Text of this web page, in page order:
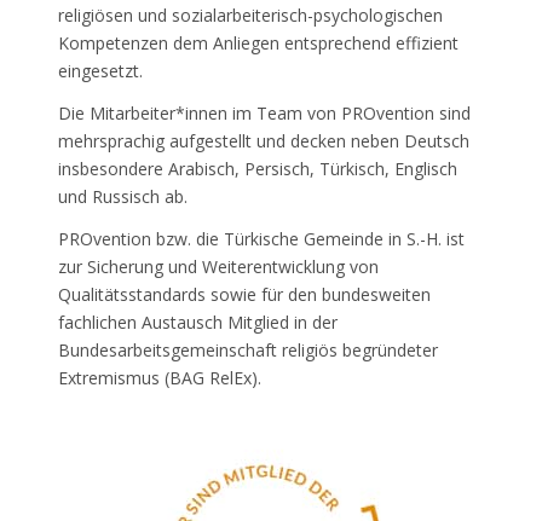
religiösen und sozialarbeiterisch-psychologischen
Kompetenzen dem Anliegen entsprechend effizient
eingesetzt.
Die Mitarbeiter*innen im Team von PROvention sind
mehrsprachig aufgestellt und decken neben Deutsch
insbesondere Arabisch, Persisch, Türkisch, Englisch
und Russisch ab.
PROvention bzw. die Türkische Gemeinde in S.-H. ist
zur Sicherung und Weiterentwicklung von
Qualitätsstandards sowie für den bundesweiten
fachlichen Austausch Mitglied in der
Bundesarbeitsgemeinschaft religiös begründeter
Extremismus (BAG RelEx).